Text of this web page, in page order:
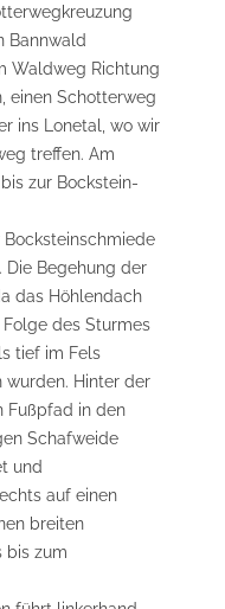
Bannwald
Waldweg Richtung
einen Schotterweg
ins Lonetal, wo wir
treffen. Am
zur Bockstein-
Die Begehung der
das Höhlendach
des Sturmes
tief im Fels
Hinter der
Fußpfad in den
Schafweide
und
auf einen
breiten
bis zum